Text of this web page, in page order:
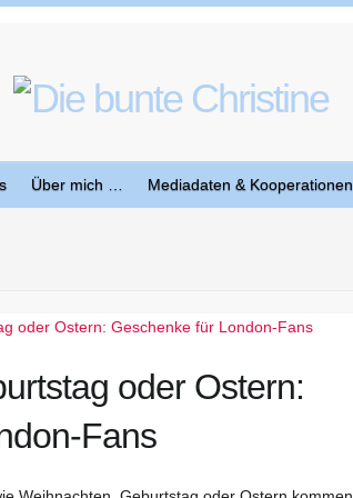
Über mich … Mediadaten & Kooperationen
oder Ostern:
Fans